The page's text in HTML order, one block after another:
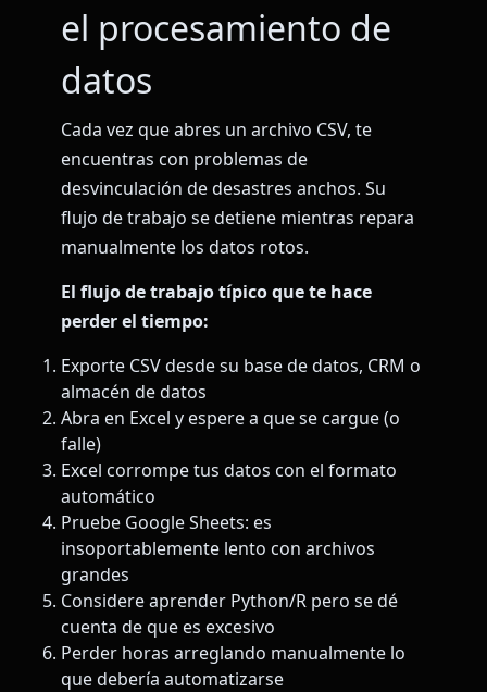
el procesamiento de
datos
Cada vez que abres un archivo CSV, te
encuentras con problemas de
desvinculación de desastres anchos. Su
flujo de trabajo se detiene mientras repara
manualmente los datos rotos.
El flujo de trabajo típico que te hace
perder el tiempo:
Exporte CSV desde su base de datos, CRM o
almacén de datos
Abra en Excel y espere a que se cargue (o
falle)
Excel corrompe tus datos con el formato
automático
Pruebe Google Sheets: es
insoportablemente lento con archivos
grandes
Considere aprender Python/R pero se dé
cuenta de que es excesivo
Perder horas arreglando manualmente lo
que debería automatizarse